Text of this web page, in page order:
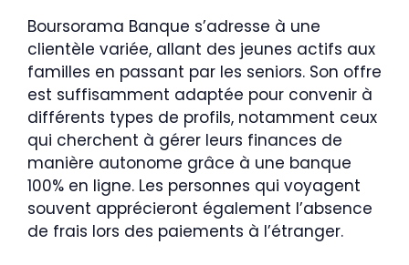
Boursorama Banque s’adresse à une
clientèle variée, allant des jeunes actifs aux
familles en passant par les seniors. Son offre
est suffisamment adaptée pour convenir à
différents types de profils, notamment ceux
qui cherchent à gérer leurs finances de
manière autonome grâce à une banque
100% en ligne. Les personnes qui voyagent
souvent apprécieront également l’absence
de frais lors des paiements à l’étranger.